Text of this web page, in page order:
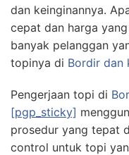
dan keinginannya.
cepat dan harga
banyak pelanggan
topinya di Bordir dan
Pengerjaan topi di
[pgp_sticky]
prosedur yang tepat
control untuk topi